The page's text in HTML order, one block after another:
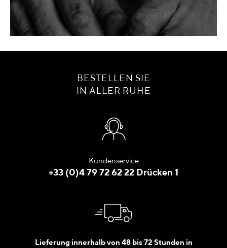
BESTELLEN SIE
IN ALLER RUHE
Kundenservice
+33 (0)4 79 72 62 22 Drücken 1
Lieferung innerhalb von 48 bis 72 Stunden in